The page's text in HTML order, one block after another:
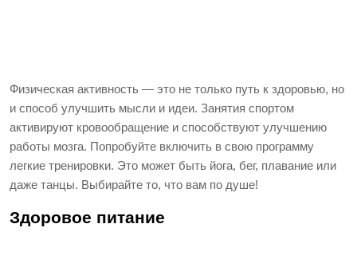
Физическая активность — это не только путь к здоровью, но
и способ улучшить мысли и идеи. Занятия спортом
активируют кровообращение и способствуют улучшению
работы мозга. Попробуйте включить в свою программу
легкие тренировки. Это может быть йога, бег, плавание или
даже танцы. Выбирайте то, что вам по душе!
Здоровое питание